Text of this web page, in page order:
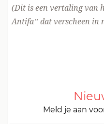
(Dit is een vertaling van
Antifa” dat verscheen in
Meld je aan